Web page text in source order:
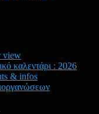
view
καλεντάρι : 2026
& infos